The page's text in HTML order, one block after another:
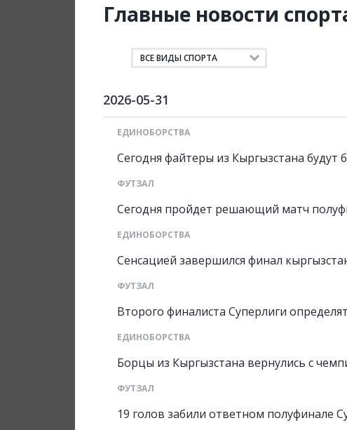
Главные новости
2026-05-31
ЕДИНОБОРСТВА
Сегодня файтеры из Кыргызстана
ФУТЗАЛ
Сегодня пройдет решающий матч
ЕДИНОБОРСТВА
Сенсацией завершился финал
ФУТЗАЛ
Второго финалиста Суперлиги
ЕДИНОБОРСТВА
Борцы из Кыргызстана вернулись с
ФУТЗАЛ
19 голов забили ответном полуфинале